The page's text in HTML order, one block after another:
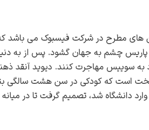
های مطرح در شرکت فیسبوک می باشد که
فرانسه شهر پاریس چشم به جهان گشود‌. پس
به سوییس مهاجرت کنند. دیوید
است که کودکی در سن هشت سالگی
وارد دانشگاه شد، تصمیم گرفت تا در